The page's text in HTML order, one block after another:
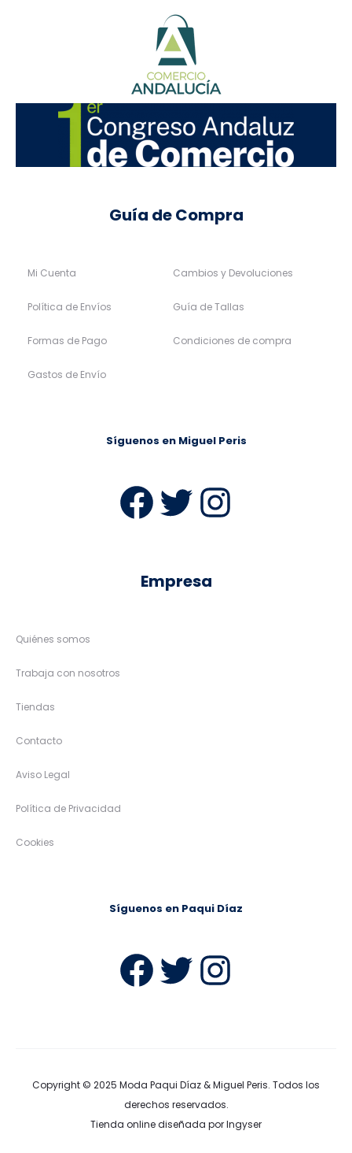
Guía de Compra
Mi Cuenta
Política de Envíos
Formas de Pago
Gastos de Envío
Cambios y Devoluciones
Guía de Tallas
Condiciones de compra
Síguenos en Miguel Peris
Facebook
Twitter
Empresa
Quiénes somos
Trabaja con nosotros
Tiendas
Contacto
Aviso Legal
Política de Privacidad
Cookies
Síguenos en Paqui Díaz
Facebook
Twitter
Copyright © 2025 Moda Paqui Díaz & Miguel Peris. Todos los
derechos reservados.
Tienda online diseñada por Ingyser